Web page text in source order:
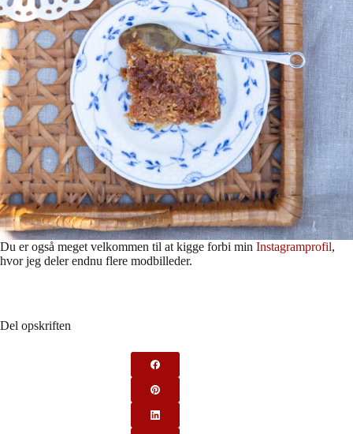
Du er også meget velkommen til at kigge forbi min Instagramprofil,
hvor jeg deler endnu flere modbilleder.
Del opskriften